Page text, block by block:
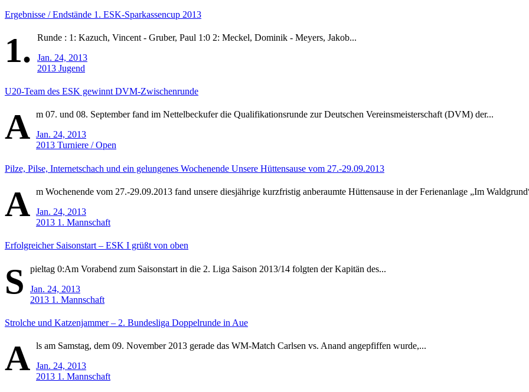
Ergebnisse / Endstände 1. ESK-Sparkassencup 2013
1.
Runde : 1: Kazuch, Vincent - Gruber, Paul 1:0 2: Meckel, Dominik - Meyers, Jakob...
Jan. 24, 2013
2013 Jugend
U20-Team des ESK gewinnt DVM-Zwischenrunde
A m 07. und 08. September fand im Nettelbeckufer die Qualifikationsrunde zur Deutschen Vereinsmeisterschaft (DVM) der...
Jan. 24, 2013
2013 Turniere / Open
Pilze, Pilse, Internetschach und ein gelungenes Wochenende Unsere Hüttensause vom 27.-29.09.2013
A m Wochenende vom 27.-29.09.2013 fand unsere diesjährige kurzfristig anberaumte Hüttensause in der Ferienanlage „Im
Jan. 24, 2013
2013 1. Mannschaft
Erfolgreicher Saisonstart – ESK I grüßt von oben
S
pieltag 0:Am Vorabend zum Saisonstart in die 2. Liga Saison 2013/14 folgten der Kapitän des...
Jan. 24, 2013
2013 1. Mannschaft
Strolche und Katzenjammer – 2. Bundesliga Doppelrunde in Aue
A ls am Samstag, dem 09. November 2013 gerade das WM-Match Carlsen vs. Anand angepfiffen wurde,...
Jan. 24, 2013
2013 1. Mannschaft